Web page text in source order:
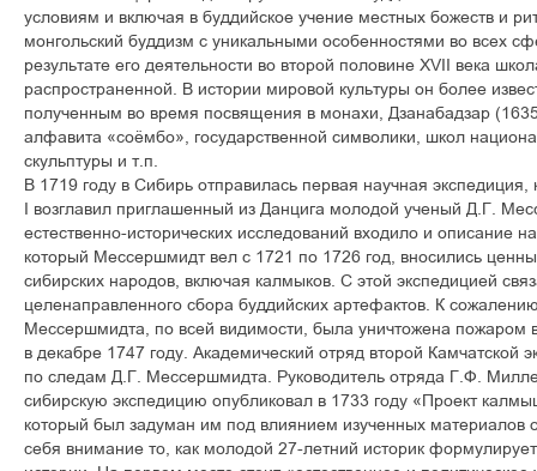
условиям и включая в буддийское учение местных божеств и
монгольский буддизм с уникальными особенностями во всех
результате его деятельности во второй половине XVII века
распространенной. В истории мировой культуры он более
полученным во время посвящения в монахи, Дзанабадзар
алфавита «соёмбо», государственной символики, школ
скульптуры и т.п.
В 1719 году в Сибирь отправилась первая научная
I возглавил приглашенный из Данцига молодой ученый Д.Г.
естественно-исторических исследований входило и описание
который Мессершмидт вел с 1721 по 1726 год, вносились
сибирских народов, включая калмыков. С этой экспедицией
целенаправленного сбора буддийских артефактов. К
Мессершмидта, по всей видимости, была уничтожена пожаром
в декабре 1747 году. Академический отряд второй Камчатской
по следам Д.Г. Мессершмидта. Руководитель отряда Г.Ф.
сибирскую экспедицию опубликовал в 1733 году «Проект
который был задуман им под влиянием изученных
себя внимание то, как молодой 27-летний историк